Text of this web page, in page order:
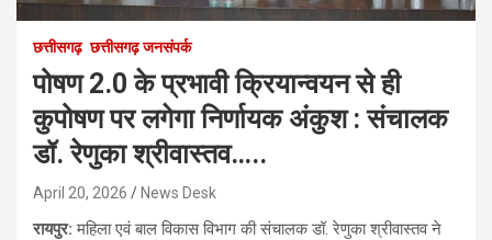
छत्तीसगढ़ छत्तीसगढ़ जनसंपर्क
पोषण 2.0 के प्रभावी क्रियान्वयन से ही
कुपोषण पर लगेगा निर्णायक अंकुश : संचालक
डॉ. रेणुका श्रीवास्तव…..
April 20, 2026 News Desk
रायपुर:महिला एवं बाल विकास विभाग की संचालक डॉ. रेणुका श्रीवास्तव ने